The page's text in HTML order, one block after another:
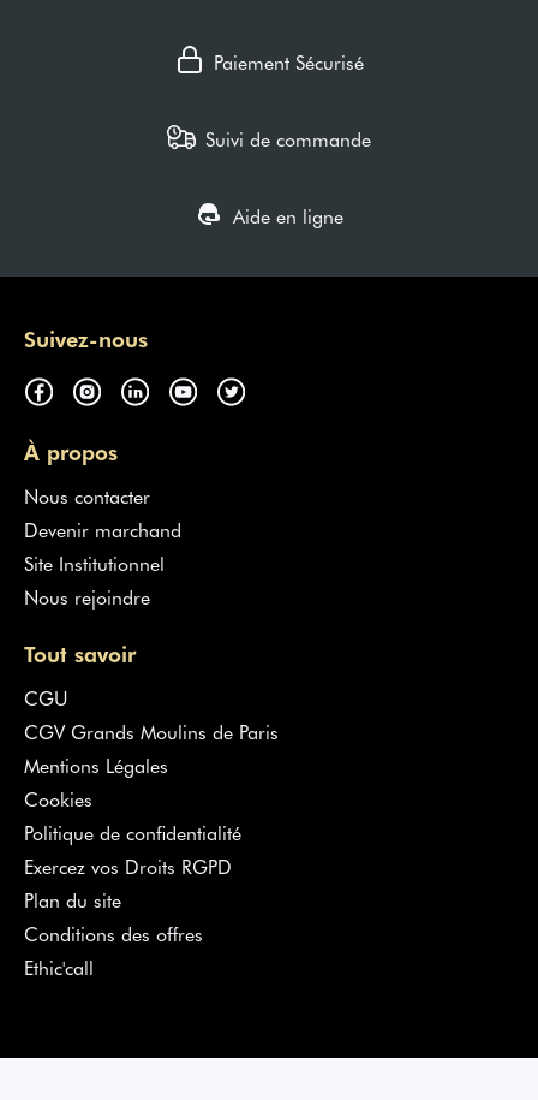
Paiement Sécurisé
Suivi de commande
Aide en ligne
Suivez-nous
À propos
Nous contacter
Devenir marchand
Site Institutionnel
Nous rejoindre
Tout savoir
CGU
CGV Grands Moulins de Paris
Mentions Légales
Cookies
Politique de confidentialité
Exercez vos Droits RGPD
Plan du site
Conditions des offres
Ethic'call